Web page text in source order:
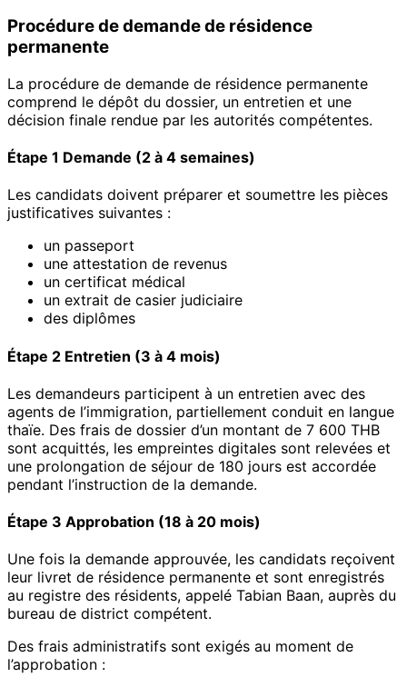
Procédure de demande de résidence
permanente
La procédure de demande de résidence permanente
comprend le dépôt du dossier, un entretien et une
décision finale rendue par les autorités compétentes.
Étape 1 Demande (2 à 4 semaines)
Les candidats doivent préparer et soumettre les pièces
justificatives suivantes :
un passeport
une attestation de revenus
un certificat médical
un extrait de casier judiciaire
des diplômes
Étape 2 Entretien (3 à 4 mois)
Les demandeurs participent à un entretien avec des
agents de l’immigration, partiellement conduit en langue
thaïe. Des frais de dossier d’un montant de 7 600 THB
sont acquittés, les empreintes digitales sont relevées et
une prolongation de séjour de 180 jours est accordée
pendant l’instruction de la demande.
Étape 3 Approbation (18 à 20 mois)
Une fois la demande approuvée, les candidats reçoivent
leur livret de résidence permanente et sont enregistrés
au registre des résidents, appelé Tabian Baan, auprès du
bureau de district compétent.
Des frais administratifs sont exigés au moment de
l’approbation :